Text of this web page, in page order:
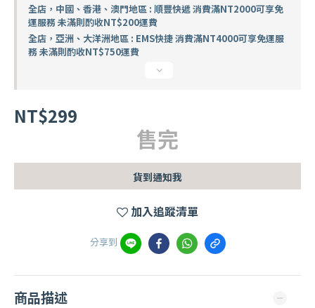
全店，中國、香港、澳門地區 : 順豐快遞 消費滿NT2000可享免
運服務 未滿則酌收NT$200運費
全店，亞洲、大洋洲地區 : EMS快捷 消費滿NT4000可享免運服
務 未滿則酌收NT$750運費
NT$299
售完
貨到通知我
加入追蹤清單
分享到
商品描述